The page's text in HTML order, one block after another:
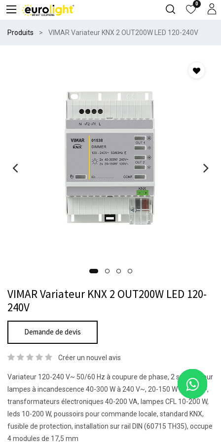
0
Produits VIMAR Variateur KNX 2 OUT200W LED 120-240V
VIMAR Variateur KNX 2 OUT200W LED 120-
240V
Demande de devis
Créer un nouvel avis
Variateur 120-240 V~ 50/60 Hz à coupure de phase, 2 sorties pour
lampes à incandescence 40-300 W à 240 V~, 20-150 W à 120 V~,
transformateurs électroniques 40-200 VA, lampes CFL 10-200 W,
leds 10-200 W, poussoirs pour commande locale, standard KNX,
fusible de protection, installation sur rail DIN (60715 TH35), occupe
4 modules de 17,5 mm